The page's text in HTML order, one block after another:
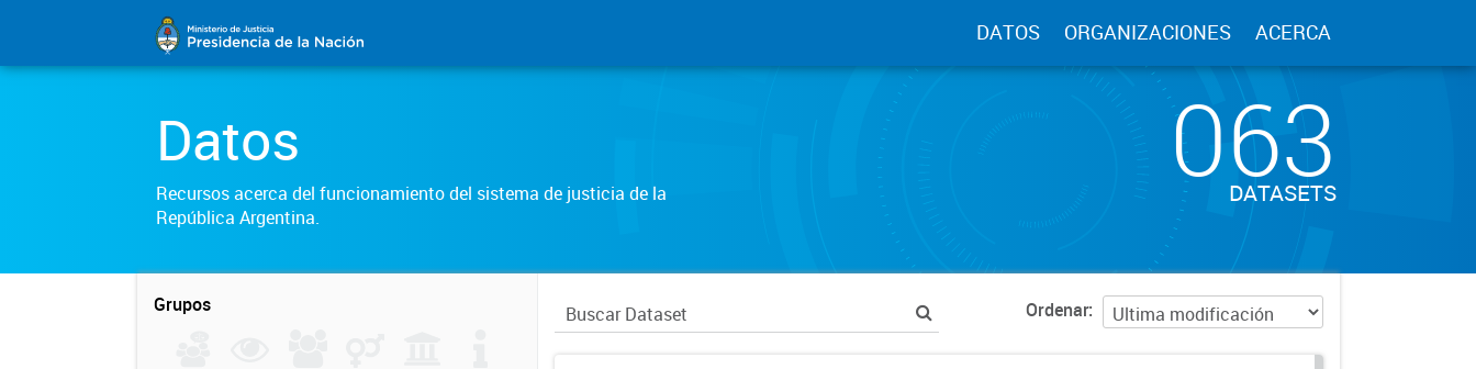
DATOS ORGANIZACIONES ACERCA
Datos
Recursos acerca del funcionamiento del sistema de justicia de la
República Argentina.
063
DATASETS
Grupos Ordenar